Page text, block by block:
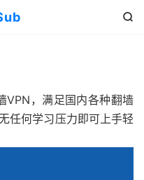

VPN，满足国内各种翻墙
任何学习压力即可上手轻